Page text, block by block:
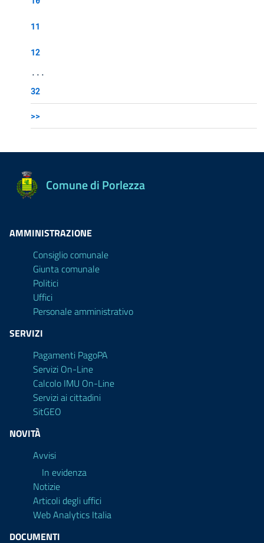
11
12
...
32
>>
Comune di Porlezza
AMMINISTRAZIONE
Consiglio comunale
Giunta comunale
Politici
Uffici
Personale amministrativo
SERVIZI
Pagamenti PagoPA
Servizi On-Line
Calcolo IMU On-Line
Servizi ai cittadini
SitGEO
NOVITÀ
Avvisi
In evidenza
Notizie
Articoli degli uffici
Web Analytics Italia
DOCUMENTI